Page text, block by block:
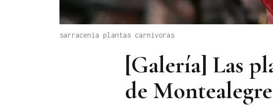
sarracenia plantas carnivoras
[Galería] Las
de Montealegre